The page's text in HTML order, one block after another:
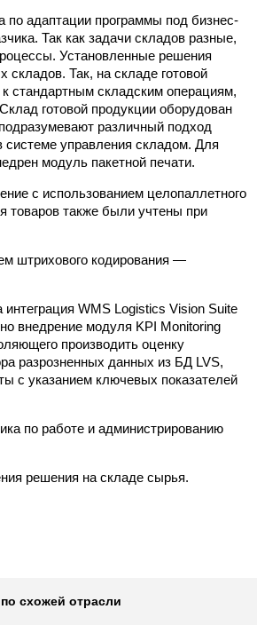
адаптации программы под бизнес-
Так как задачи складов разные,
Установленные решения
Так, на складе готовой
стандартным складским операциям,
готовой продукции оборудован
различный подход
системе управления складом. Для
модуль пакетной печати.
с использованием целопаллетного
товаров также были учтены при
штрихового кодирования —
WMS Logistics Vision Suite
внедрение модуля KPI Monitoring
производить оценку
разрозненных данных из БД LVS,
с указанием ключевых показателей
по работе и администрированию
решения на складе сырья.
схожей отрасли